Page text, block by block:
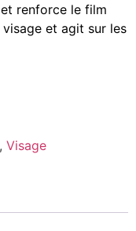
renforce le film
et agit sur les
, Visage